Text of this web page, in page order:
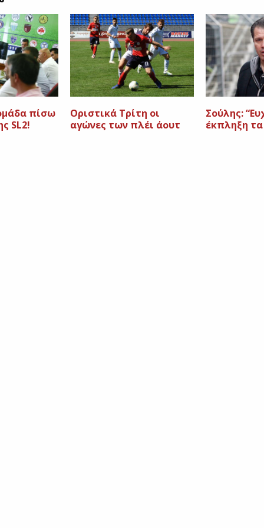
πίσω
SL2!
Οριστικά Τρίτη οι
αγώνες των πλέι άουτ
Σούλης:
έκπληξη